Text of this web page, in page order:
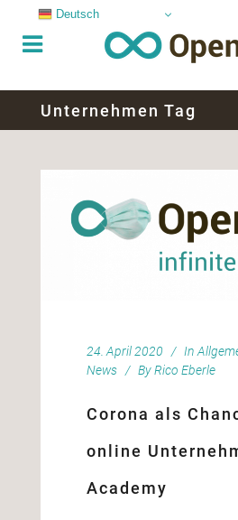
Unternehmen Tag
24. April 2020 In
News
By Rico Eberle
Corona als
online
Academy
Deutsch